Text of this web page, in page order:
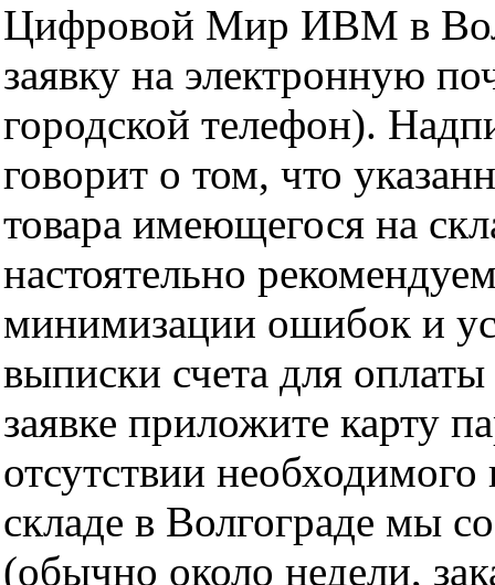
Цифровой Мир ИВМ в
заявку на электронную
городской телефон).
говорит о том, что
товара имеющегося на
настоятельно
минимизации ошибок и
выписки счета для
заявке приложите карту
отсутствии
складе в Волгограде мы
(обычно около недели,